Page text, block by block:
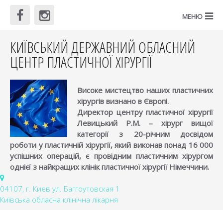
КИЇВСЬКИЙ ДЕРЖАВНИЙ ОБЛАСНИЙ
ЦЕНТР ПЛАСТИЧНОЇ ХІРУРГІЇ
Високе мистецтво наших пластичних
хірургів визнано в Європі.
Директор центру пластичної хірургії
Левицький Р.М. – хірург вищої
категорії з 20-річним досвідом
роботи у пластичній хірургії, який виконав понад 16 000
успішних операцій, є провідним пластичним хірургом
однієї з найкращих клінік пластичної хірургії Німеччини.
04107, г. Киев ул. Баггоутовская 1
Київська обласна клінічна лікарня